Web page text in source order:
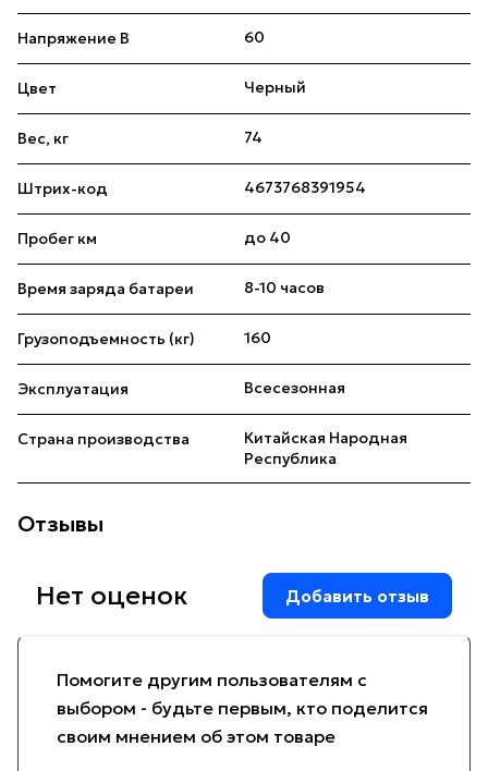
Напряжение В 60
Цвет Черный
Вес, кг 74
Штрих-код 4673768391954
Пробег км до 40
Время заряда батареи 8-10 часов
Грузоподъемность (кг) 160
Эксплуатация Всесезонная
Страна производства
Китайская Народная
Республика
Отзывы
Помогите другим пользователям с
выбором - будьте первым, кто поделится
своим мнением об этом товаре
Нет оценок Добавить отзыв